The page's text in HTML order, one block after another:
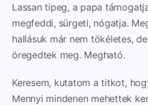
Lassan tipeg, a papa
megfeddi, sürgeti, nógatja.
hallásuk már nem tökéletes,
öregedtek meg. Megható.
Keresem, kutatom a titkot,
Mennyi mindenen mehettek